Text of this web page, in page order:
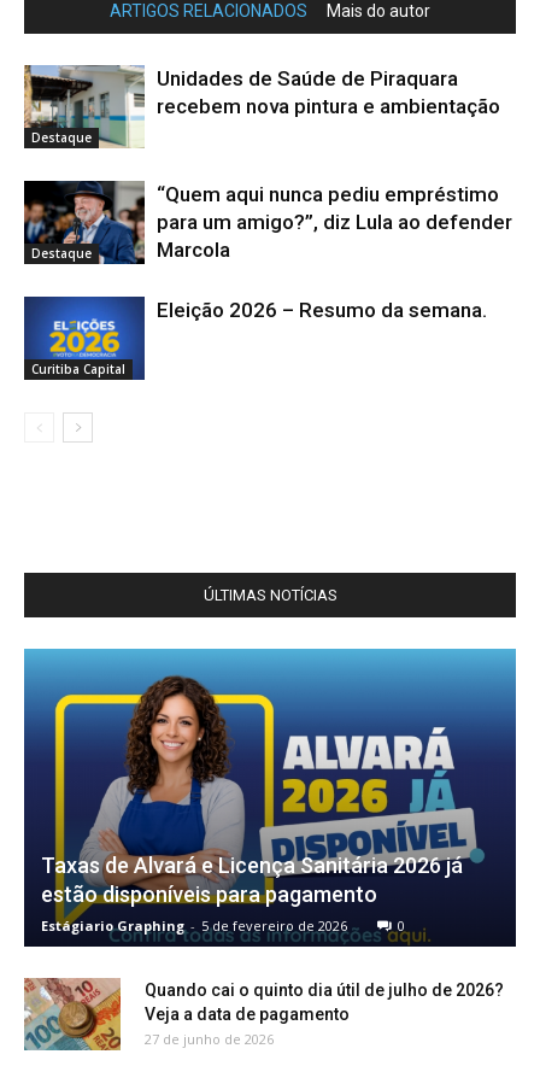
ARTIGOS RELACIONADOS Mais do autor
Destaque
Unidades de Saúde de Piraquara
recebem nova pintura e ambientação
Destaque
“Quem aqui nunca pediu empréstimo
para um amigo?”, diz Lula ao defender
Marcola
Curitiba Capital
Eleição 2026 – Resumo da semana.
ÚLTIMAS NOTÍCIAS
Taxas de Alvará e Licença Sanitária 2026 já
estão disponíveis para pagamento
Estágiario Graphing - 5 de fevereiro de 2026 0
Quando cai o quinto dia útil de julho de 2026?
Veja a data de pagamento
27 de junho de 2026